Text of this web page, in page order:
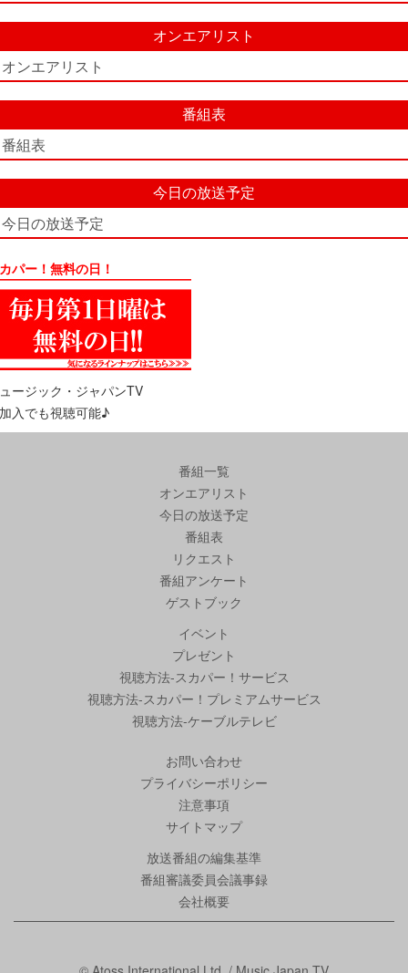
オンエアリスト
オンエアリスト
番組表
番組表
今日の放送予定
今日の放送予定
パー！無料の日！
ージック・ジャパンTV
入でも視聴可能♪
番組一覧
オンエアリスト
今日の放送予定
番組表
リクエスト
番組アンケート
ゲストブック
イベント
プレゼント
視聴方法-スカパー！サービス
視聴方法-スカパー！プレミアムサービス
視聴方法-ケーブルテレビ
お問い合わせ
プライバシーポリシー
注意事項
サイトマップ
放送番組の編集基準
番組審議委員会議事録
会社概要